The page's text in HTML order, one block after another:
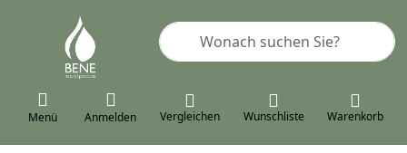
Geben Sie einen Suchbegriff ein.
Menü Anmelden Vergleichen Wunschliste Warenkorb